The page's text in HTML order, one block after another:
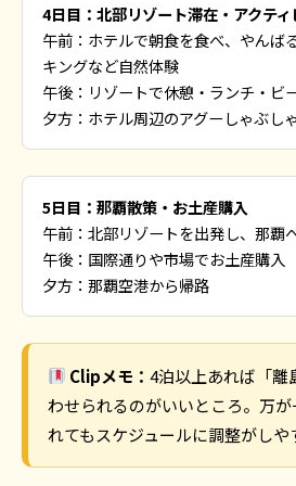
4日目：北部リゾート滞在・アクティ
午前：ホテルで朝食を食べ、やんば
キングなど自然体験
午後：リゾートで休憩・ランチ・ビ
夕方：ホテル周辺のアグーしゃぶし
5日目：那覇散策・お土産購入
午前：北部リゾートを出発し、那覇
午後：国際通りや市場でお土産購入
夕方：那覇空港から帰路
Clipメモ：4泊以上あれば「離
わせられるのがいいところ。万
れてもスケジュールに調整がしや